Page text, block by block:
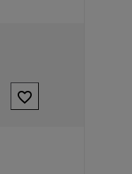
favorite_border